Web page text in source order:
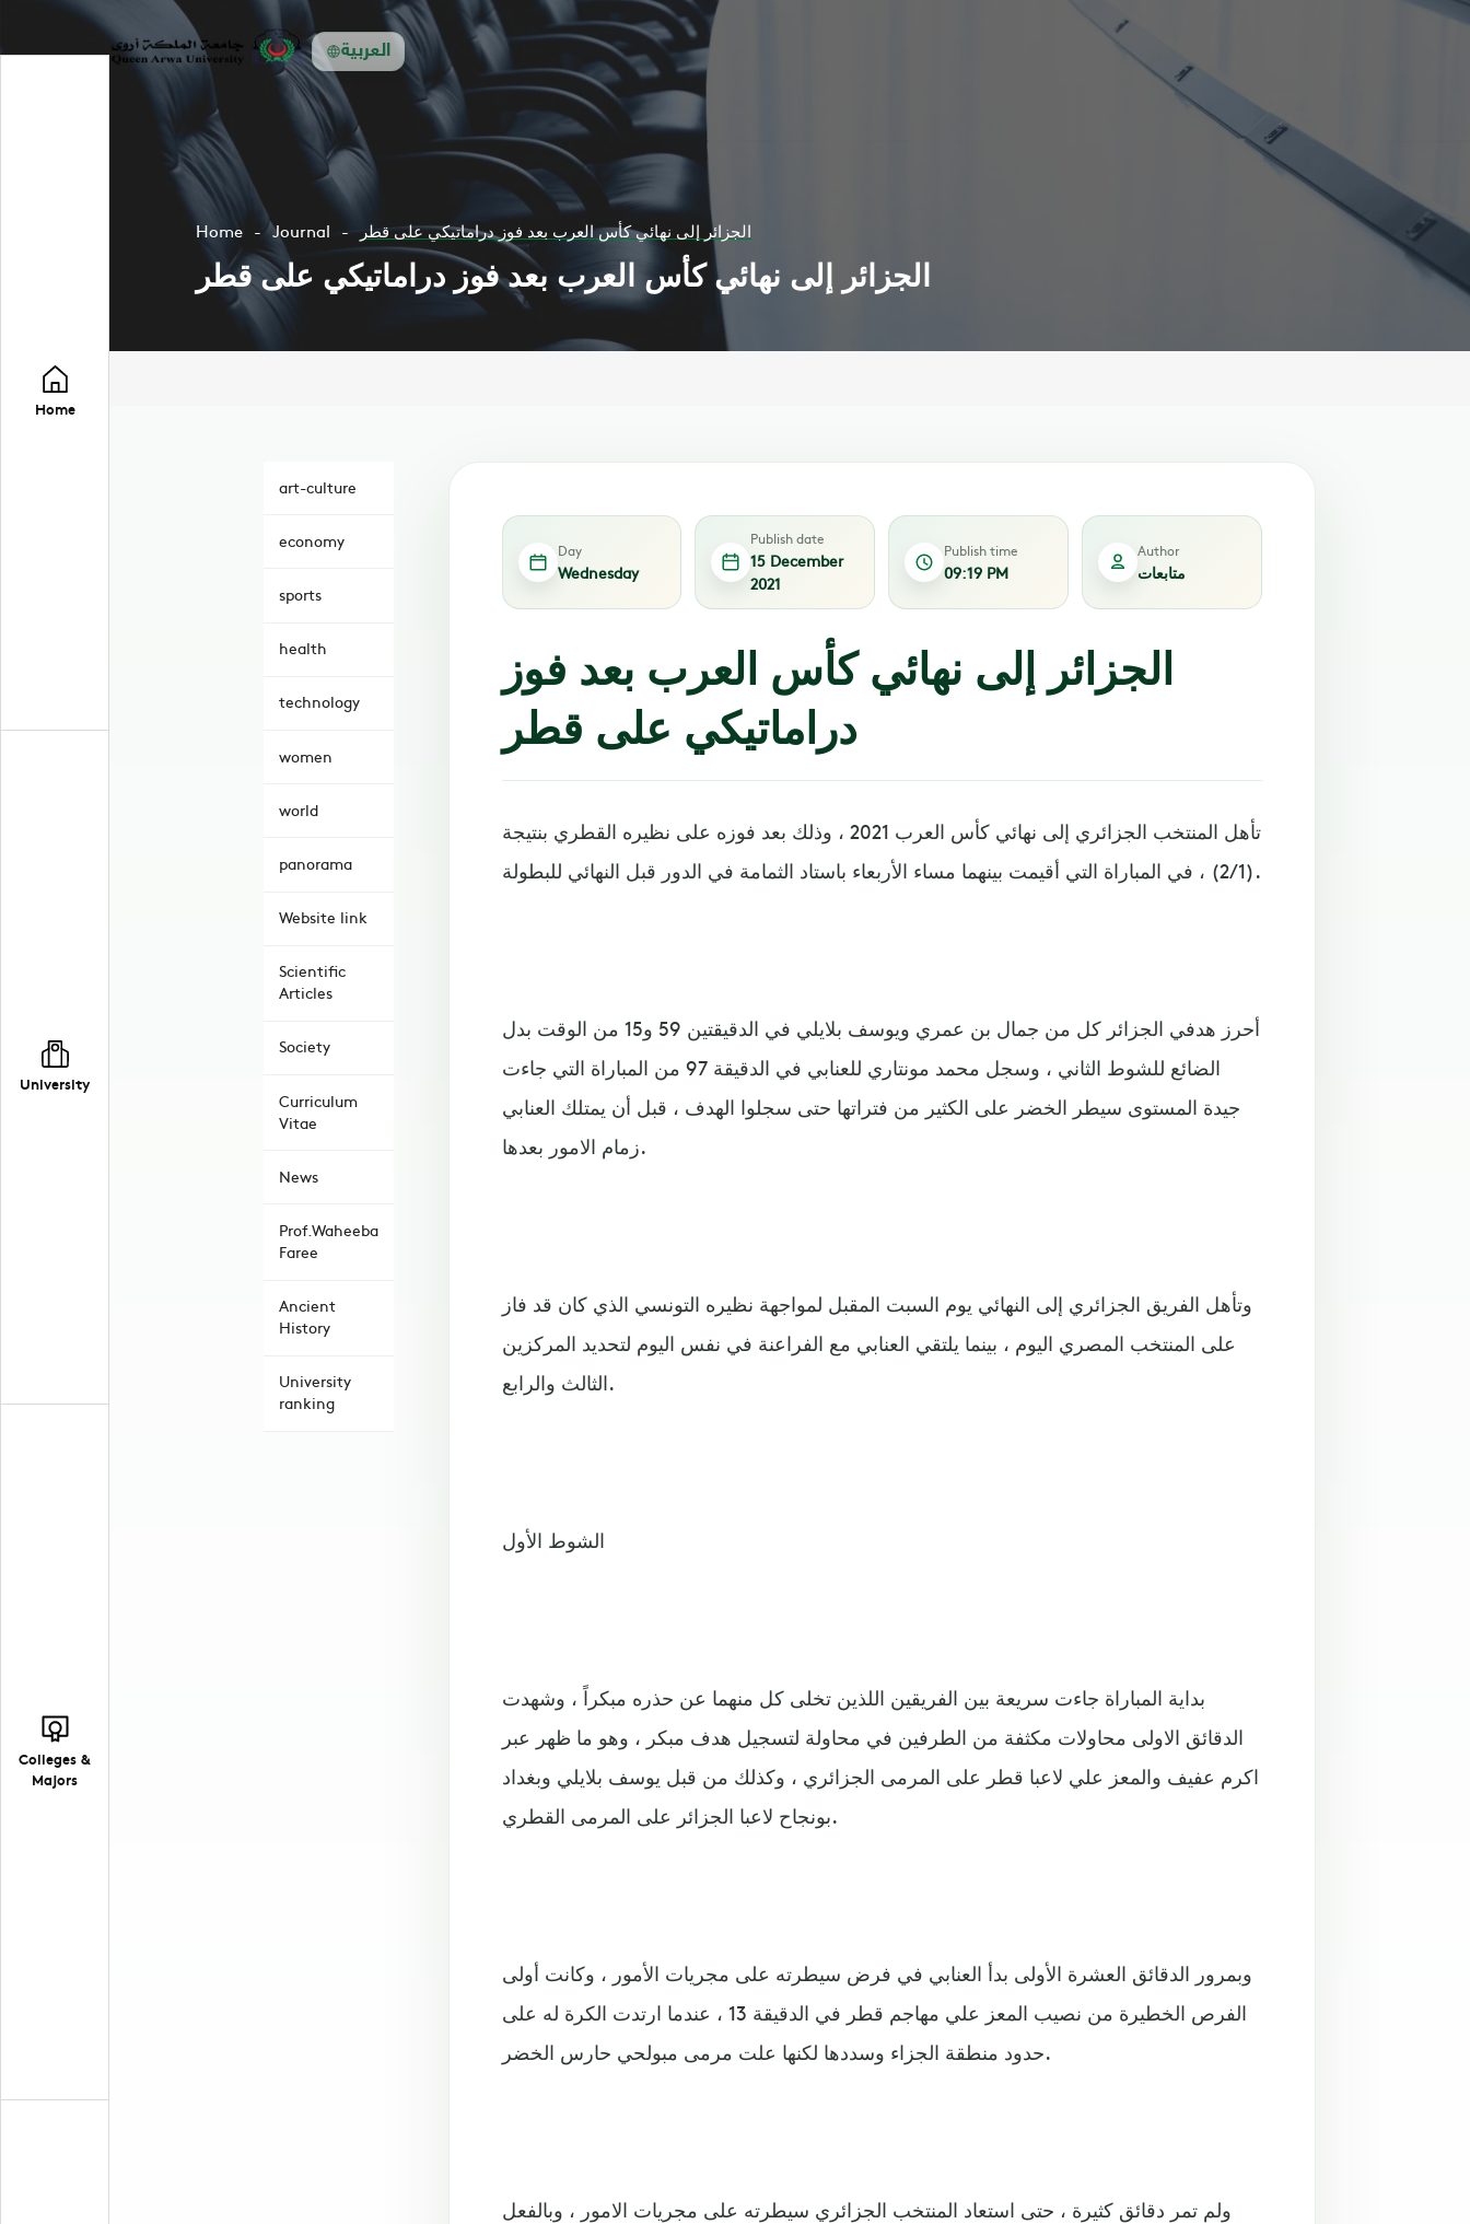
العربية
Home
University
Colleges &
Majors
Home Journal الجزائر إلى نهائي كأس العرب بعد فوز دراماتيكي على قطر
الجزائر إلى نهائي كأس العرب بعد فوز دراماتيكي على قطر
art-culture
economy
sports
health
technology
women
world
panorama
Website link
Scientific
Articles
Society
Curriculum
Vitae
News
Prof.Waheeba
Faree
Ancient
History
University
ranking
Day
Wednesday
Publish date
15 December
2021
Publish time
09:19 PM
Author
متابعات
الجزائر إلى نهائي كأس العرب بعد فوز
دراماتيكي على قطر
تأهل المنتخب الجزائري إلى نهائي كأس العرب 2021 ، وذلك بعد فوزه على نظيره القطري بنتيجة
(2/1) ، في المباراة التي أقيمت بينهما مساء الأربعاء باستاد الثمامة في الدور قبل النهائي للبطولة.
أحرز هدفي الجزائر كل من جمال بن عمري ويوسف بلايلي في الدقيقتين 59 و15 من الوقت بدل
الضائع للشوط الثاني ، وسجل محمد مونتاري للعنابي في الدقيقة 97 من المباراة التي جاءت
جيدة المستوى سيطر الخضر على الكثير من فتراتها حتى سجلوا الهدف ، قبل أن يمتلك العنابي
زمام الامور بعدها.
وتأهل الفريق الجزائري إلى النهائي يوم السبت المقبل لمواجهة نظيره التونسي الذي كان قد فاز
على المنتخب المصري اليوم ، بينما يلتقي العنابي مع الفراعنة في نفس اليوم لتحديد المركزين
الثالث والرابع.
الشوط الأول
بداية المباراة جاءت سريعة بين الفريقين اللذين تخلى كل منهما عن حذره مبكراً ، وشهدت
الدقائق الاولى محاولات مكثفة من الطرفين في محاولة لتسجيل هدف مبكر ، وهو ما ظهر عبر
اكرم عفيف والمعز علي لاعبا قطر على المرمى الجزائري ، وكذلك من قبل يوسف بلايلي وبغداد
بونجاح لاعبا الجزائر على المرمى القطري.
وبمرور الدقائق العشرة الأولى بدأ العنابي في فرض سيطرته على مجريات الأمور ، وكانت أولى
الفرص الخطيرة من نصيب المعز علي مهاجم قطر في الدقيقة 13 ، عندما ارتدت الكرة له على
حدود منطقة الجزاء وسددها لكنها علت مرمى مبولحي حارس الخضر.
ولم تمر دقائق كثيرة ، حتى استعاد المنتخب الجزائري سيطرته على مجريات الامور ، وبالفعل